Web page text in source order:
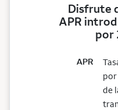
Disfrute
APR
por
APR
por
de